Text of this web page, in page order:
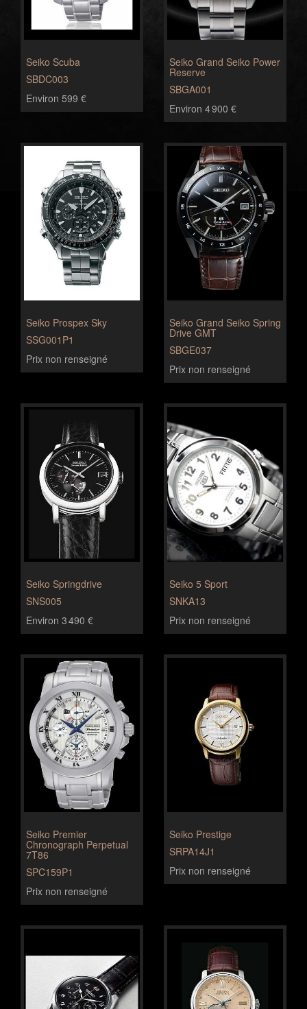
Seiko Scuba
SBDC003
Environ 599 €
Seiko Grand Seiko Power
Reserve
SBGA001
Environ 4 900 €
Seiko Prospex Sky
SSG001P1
Prix non renseigné
Seiko Grand Seiko Spring
Drive GMT
SBGE037
Prix non renseigné
Seiko Springdrive
SNS005
Environ 3 490 €
Seiko 5 Sport
SNKA13
Prix non renseigné
Seiko Premier
Chronograph Perpetual
7T86
SPC159P1
Prix non renseigné
Seiko Prestige
SRPA14J1
Prix non renseigné